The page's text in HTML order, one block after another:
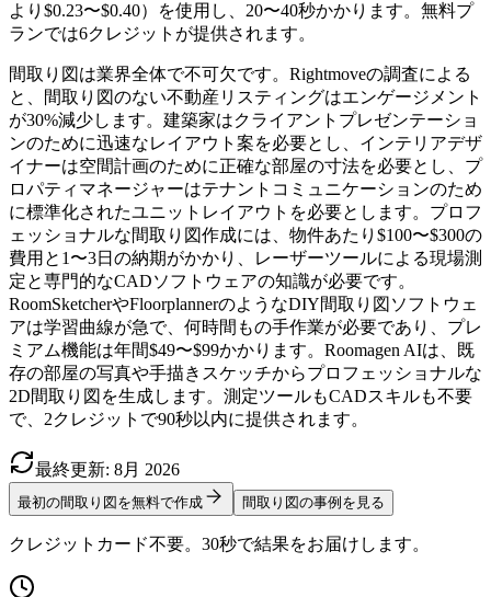
より$0.23〜$0.40）を使用し、20〜40秒かかります。無料プ
ランでは6クレジットが提供されます。
間取り図は業界全体で不可欠です。Rightmoveの調査による
と、間取り図のない不動産リスティングはエンゲージメント
が30%減少します。建築家はクライアントプレゼンテーショ
ンのために迅速なレイアウト案を必要とし、インテリアデザ
イナーは空間計画のために正確な部屋の寸法を必要とし、プ
ロパティマネージャーはテナントコミュニケーションのため
に標準化されたユニットレイアウトを必要とします。プロフ
ェッショナルな間取り図作成には、物件あたり$100〜$300の
費用と1〜3日の納期がかかり、レーザーツールによる現場測
定と専門的なCADソフトウェアの知識が必要です。
RoomSketcherやFloorplannerのようなDIY間取り図ソフトウェ
アは学習曲線が急で、何時間もの手作業が必要であり、プレ
ミアム機能は年間$49〜$99かかります。Roomagen AIは、既
存の部屋の写真や手描きスケッチからプロフェッショナルな
2D間取り図を生成します。測定ツールもCADスキルも不要
で、2クレジットで90秒以内に提供されます。
最終更新: 8月 2026
最初の間取り図を無料で作成 間取り図の事例を見る
クレジットカード不要。30秒で結果をお届けします。